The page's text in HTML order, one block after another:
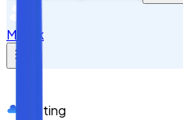
Masuk
Hosting